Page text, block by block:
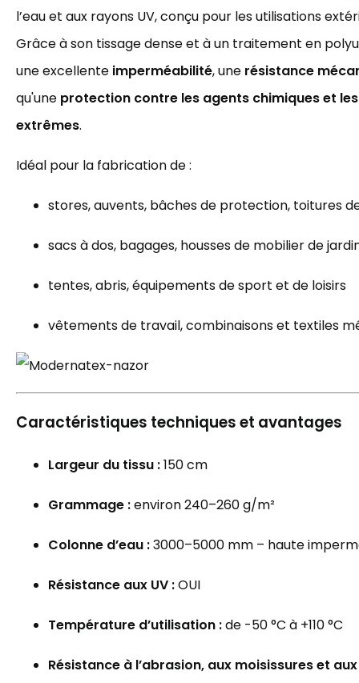
l’eau et aux rayons UV, conçu pour les utilisations
Grâce à son tissage dense et à un traitement en
une excellente imperméabilité, une résistance
qu'une protection contre les agents chimiques et
extrêmes.
Idéal pour la fabrication de :
stores, auvents, bâches de protection, toitures
sacs à dos, bagages, housses de mobilier de
tentes, abris, équipements de sport et de loisirs
vêtements de travail, combinaisons et textiles
Caractéristiques techniques et avantages
Largeur du tissu :150 cm
Grammage :environ 240–260 g/m²
Colonne d’eau :3000–5000 mm – haute
Résistance aux UV :OUI
Température d’utilisation :de -50 °C à +110 °C
Résistance à l’abrasion, aux moisissures et